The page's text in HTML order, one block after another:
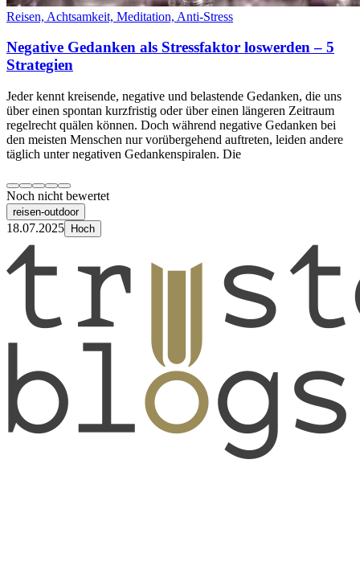
Reisen, Achtsamkeit, Meditation, Anti-Stress
Negative Gedanken als Stressfaktor loswerden – 5
Strategien
Jeder kennt kreisende, negative und belastende Gedanken, die uns
über einen spontan kurzfristig oder über einen längeren Zeitraum
regelrecht quälen können. Doch während negative Gedanken bei
den meisten Menschen nur vorübergehend auftreten, leiden andere
täglich unter negativen Gedankenspiralen. Die
Noch nicht bewertet
reisen-outdoor
18.07.2025 Hoch